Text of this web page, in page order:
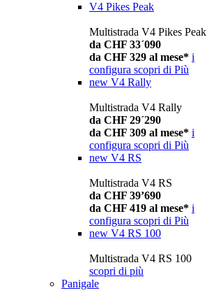
V4 Pikes Peak
Multistrada V4 Pikes Peak
da CHF 33´090
da CHF 329 al mese* i
configura scopri di Più
new V4 Rally
Multistrada V4 Rally
da CHF 29´290
da CHF 309 al mese* i
configura scopri di Più
new V4 RS
Multistrada V4 RS
da CHF 39’690
da CHF 419 al mese* i
configura scopri di Più
new V4 RS 100
Multistrada V4 RS 100
scopri di più
Panigale